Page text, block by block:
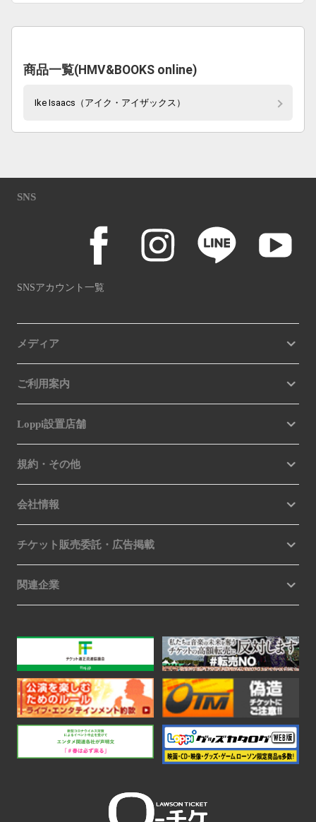
商品一覧(HMV&BOOKS online)
Ike Isaacs（アイク・アイザックス）
SNS
SNSアカウント一覧
メディア
ご利用案内
Loppi設置店舗
規約・その他
会社情報
チケット販売委託・広告掲載
関連企業